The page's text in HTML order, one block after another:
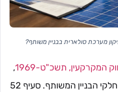
מערכת סולארית בבניין משותף?
המקרקעין, תשכ"ט-1969
,
שמסדיר את מעמדם של כל חלקי הבניין המשותף. סעיף 52